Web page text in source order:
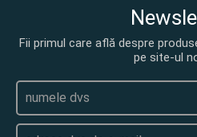
Fii primul care află despre
pe site-ul